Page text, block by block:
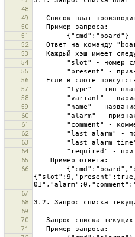
48
49
50
51
52
53
54
55
56
57
58
59
60
61
62
63
64
65
66
67
68
69
70
71